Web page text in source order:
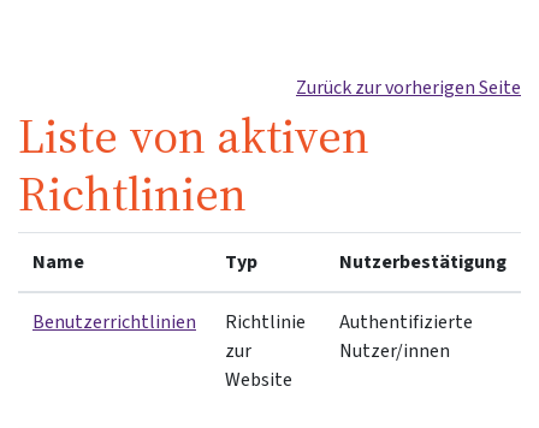
Zurück zur vorherigen Seite
Liste von aktiven
Richtlinien
Name Typ Nutzerbestätigung
Benutzerrichtlinien
Richtlinie
zur
Website
Authentifizierte
Nutzer/innen